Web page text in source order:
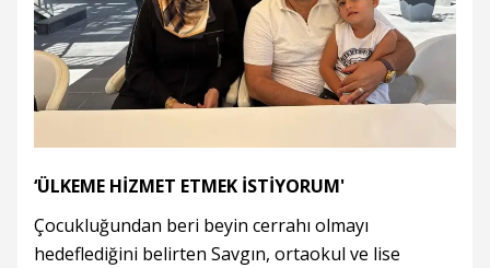
‘ÜLKEME HİZMET ETMEK İSTİYORUM'
Çocukluğundan beri beyin cerrahı olmayı
hedeflediğini belirten Savgın, ortaokul ve lise